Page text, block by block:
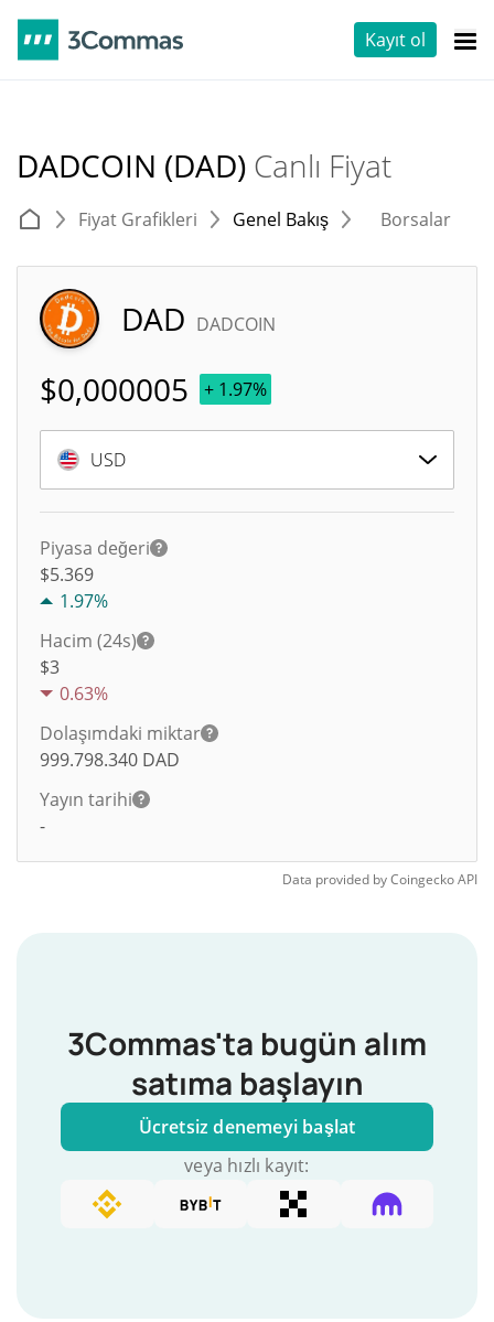
Kayıt ol
DADCOIN (DAD) Canlı Fiyat
Fiyat Grafikleri Genel Bakış Borsalar
DAD DADCOIN
$0,000005 + 1.97%
USD
Piyasa değeri
$5.369
1.97%
Hacim (24s)
$3
0.63%
Dolaşımdaki miktar
999.798.340 DAD
Yayın tarihi
-
Data provided byCoingeckoAPI
3Commas'ta bugün alım
satıma başlayın
Ücretsiz denemeyi başlat
veya hızlı kayıt: